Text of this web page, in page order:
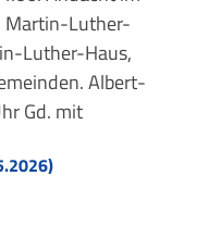
Martin-Luther-
Luther-Haus,
Albert-
Gd. mit